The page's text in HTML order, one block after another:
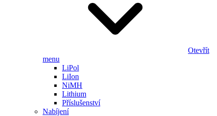
Otevřít
menu
LiPol
LiIon
NiMH
Lithium
Příslušenství
Nabíjení